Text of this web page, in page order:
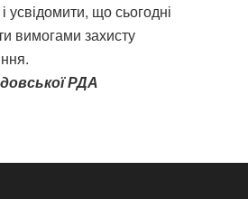
усвідомити, що сьогодні
вимогами захисту
РДА